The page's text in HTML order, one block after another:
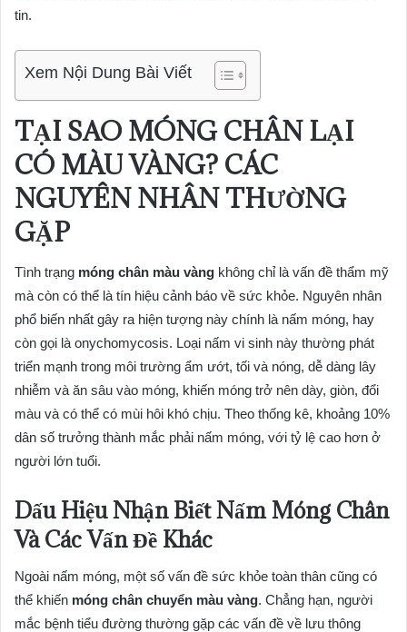
tin.
Xem Nội Dung Bài Viết
TẠI SAO MÓNG CHÂN LẠI
CÓ MÀU VÀNG? CÁC
NGUYÊN NHÂN THƯỜNG
GẶP
Tình trạng móng chân màu vàng không chỉ là vấn đề thẩm mỹ
mà còn có thể là tín hiệu cảnh báo về sức khỏe. Nguyên nhân
phổ biến nhất gây ra hiện tượng này chính là nấm móng, hay
còn gọi là onychomycosis. Loại nấm vi sinh này thường phát
triển mạnh trong môi trường ẩm ướt, tối và nóng, dễ dàng lây
nhiễm và ăn sâu vào móng, khiến móng trở nên dày, giòn, đổi
màu và có thể có mùi hôi khó chịu. Theo thống kê, khoảng 10%
dân số trưởng thành mắc phải nấm móng, với tỷ lệ cao hơn ở
người lớn tuổi.
Dấu Hiệu Nhận Biết Nấm Móng Chân
Và Các Vấn Đề Khác
Ngoài nấm móng, một số vấn đề sức khỏe toàn thân cũng có
thể khiến móng chân chuyển màu vàng. Chẳng hạn, người
mắc bệnh tiểu đường thường gặp các vấn đề về lưu thông